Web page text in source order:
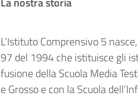
L’Istituto Comprensivo 5
97 del 1994 che istituisce gli
fusione della Scuola Media
e Grosso e con la Scuola